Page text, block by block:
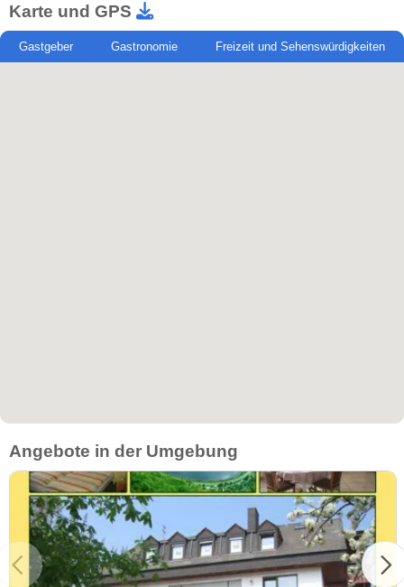
Karte und GPS
Gastgeber Gastronomie Freizeit und Sehenswürdigkeiten
Angebote in der Umgebung